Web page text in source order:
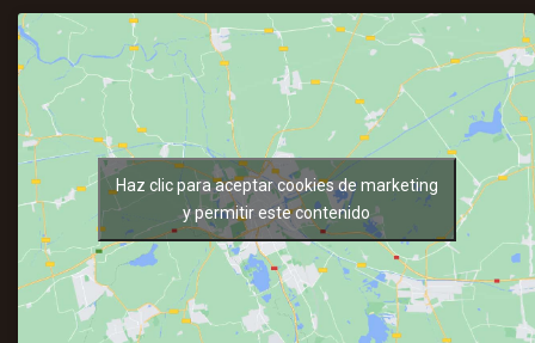
Haz clic para aceptar cookies de marketing
y permitir este contenido